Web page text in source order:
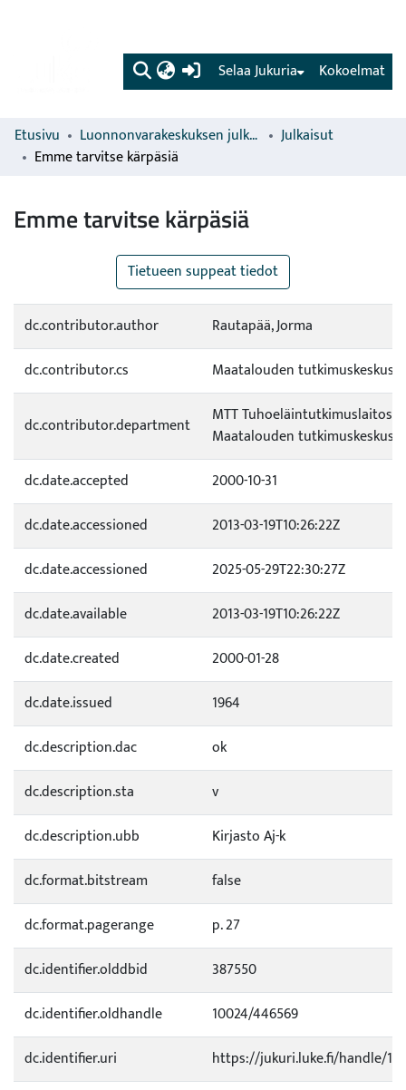
(current) Kokoelmat
Selaa Jukuria
Etusivu Luonnonvarakeskuksen julkaisut
Julkaisut
Emme tarvitse kärpäsiä
Emme tarvitse kärpäsiä
Tietueen suppeat tiedot
dc.contributor.author
Rautapää, Jorma
dc.contributor.cs
Maatalouden tutkimuskeskus
dc.contributor.department
MTT Tuhoeläintutkimuslaitos /
Maatalouden tutkimuskeskus
dc.date.accepted
2000-10-31
dc.date.accessioned
2013-03-19T10:26:22Z
dc.date.accessioned
2025-05-29T22:30:27Z
dc.date.available
2013-03-19T10:26:22Z
dc.date.created
2000-01-28
dc.date.issued
1964
dc.description.dac
ok
dc.description.sta
v
dc.description.ubb
Kirjasto Aj-k
dc.format.bitstream
false
dc.format.pagerange
p. 27
dc.identifier.olddbid
387550
dc.identifier.oldhandle
10024/446569
dc.identifier.uri
https://jukuri.luke.fi/handle/